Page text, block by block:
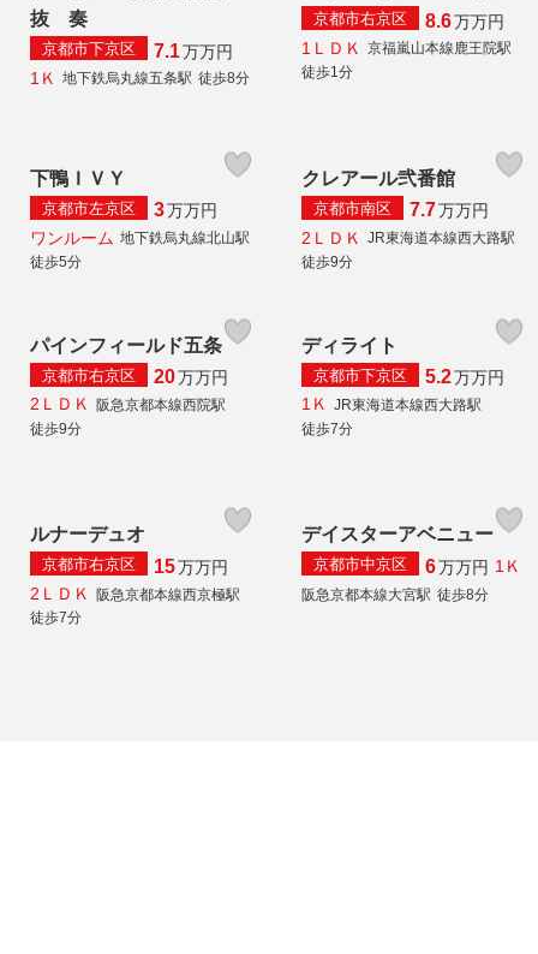
抜 奏
京都市下京区 7.1万万円
1Ｋ
地下鉄烏丸線五条駅 徒歩8分
京都市右京区 8.6万万円
1ＬＤＫ
京福嵐山本線鹿王院駅
徒歩1分
下鴨ＩＶＹ
京都市左京区 3万万円
ワンルーム 地下鉄烏丸線北山駅
徒歩5分
クレアール弐番館
京都市南区 7.7万万円
2ＬＤＫ
JR東海道本線西大路駅
徒歩9分
パインフィールド五条
京都市右京区 20万万円
2ＬＤＫ 阪急京都本線西院駅
徒歩9分
ディライト
京都市下京区 5.2万万円
1Ｋ JR東海道本線西大路駅
徒歩7分
ルナーデュオ
京都市右京区 15万万円
2ＬＤＫ
阪急京都本線西京極駅
徒歩7分
デイスターアベニュー
京都市中京区 6万万円 1Ｋ
阪急京都本線大宮駅 徒歩8分